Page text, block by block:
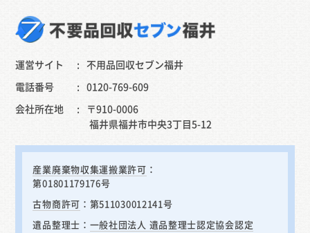
運営サイト
不用品回収セブン福井
電話番号
0120-769-609
会社所在地
〒910-0006
福井県福井市中央3丁目5-12
産業廃棄物収集運搬業許可 ：
第01801179176号
古物商許可 ：第511030012141号
遺品整理士： 一般社団法人 遺品整理士認定協会認定